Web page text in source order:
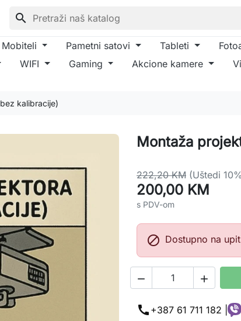
search
Mobiteli Pametni satovi Tableti
WIFI Gaming Akcione kamere
kalibracije)
Montaža
222,20 KM (Uštedi
200,00 KM
s PDV-om
 Dostupno na upit
 
call +387 61 711 182 |